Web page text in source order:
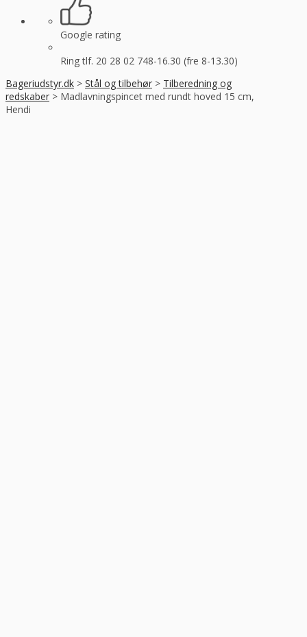
Google rating
Ring tlf. 20 28 02 748-16.30 (fre 8-13.30)
Bageriudstyr.dk > Stål og tilbehør > Tilberedning og
redskaber > Madlavningspincet med rundt hoved 15 cm,
Hendi